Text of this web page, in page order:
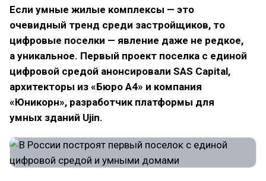
Если умные жилые комплексы — это
очевидный тренд среди застройщиков, то
цифровые поселки — явление даже не редкое,
а уникальное. Первый проект поселка с единой
цифровой средой анонсировали SAS Capital,
архитекторы из «Бюро А4» и компания
«Юникорн», разработчик платформы для
умных зданий Ujin.